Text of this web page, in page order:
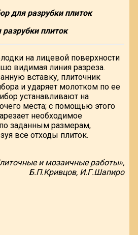
для разрубки плиток
на лицевой поверхности
видимая линия разреза.
вставку, плиточник
и ударяет молотком по ее
устанавливают на
места; с помощью этого
необходимое
заданным размерам,
все отходы плиток.
и мозаичные работы»,
Б.П.Кривцов, И.Г.Шапиро